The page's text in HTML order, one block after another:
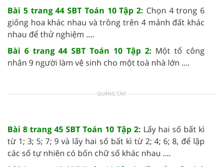
Bài 5 trang 44 SBT Toán 10 Tập 2: Chọn 4 trong 6
giống hoa khác nhau và trồng trên 4 mảnh đất khác
nhau để thử nghiệm ....
Bài 6 trang 44 SBT Toán 10 Tập 2: Một tổ công
nhân 9 người làm vệ sinh cho một toà nhà lớn ....
QUẢNG CÁO
Bài 8 trang 45 SBT Toán 10 Tập 2: Lấy hai số bất kì
từ 1; 3; 5; 7; 9 và lấy hai số bất kì từ 2; 4; 6; 8, để lập
các số tự nhiên có bốn chữ số khác nhau ....